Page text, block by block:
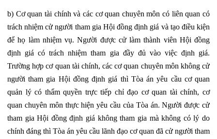
b) Cơ quan tài chính và các cơ quan chuyên môn có liên quan có
trách nhiệm cử người tham gia Hội đồng định giá và tạo điều kiện
để họ làm nhiệm vụ. Người được cử làm thành viên Hội đồng
định giá có trách nhiệm tham gia đầy đủ vào việc định giá.
Trường hợp cơ quan tài chính, các cơ quan chuyên môn không cử
người tham gia Hội đồng định giá thì Tòa án yêu cầu cơ quan
quản lý có thẩm quyền trực tiếp chỉ đạo cơ quan tài chính, cơ
quan chuyên môn thực hiện yêu cầu của Tòa án. Người được cử
tham gia Hội đồng định giá không tham gia mà không có lý do
chính đáng thì Tòa án yêu cầu lãnh đạo cơ quan đã cử người tham